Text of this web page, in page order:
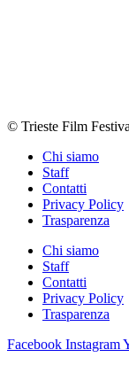
© Trieste Film
Chi siamo
Staff
Contatti
Privacy Policy
Trasparenza
Chi siamo
Staff
Contatti
Privacy Policy
Trasparenza
Facebook Instagram